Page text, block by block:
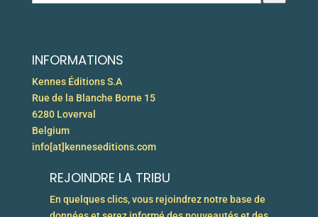
INFORMATIONS
Kennes Éditions S.A
Rue de la Blanche Borne 15
6280 Loverval
Belgium
info[at]kenneseditions.com
REJOINDRE LA TRIBU
En quelques clics, vous rejoindrez notre base de